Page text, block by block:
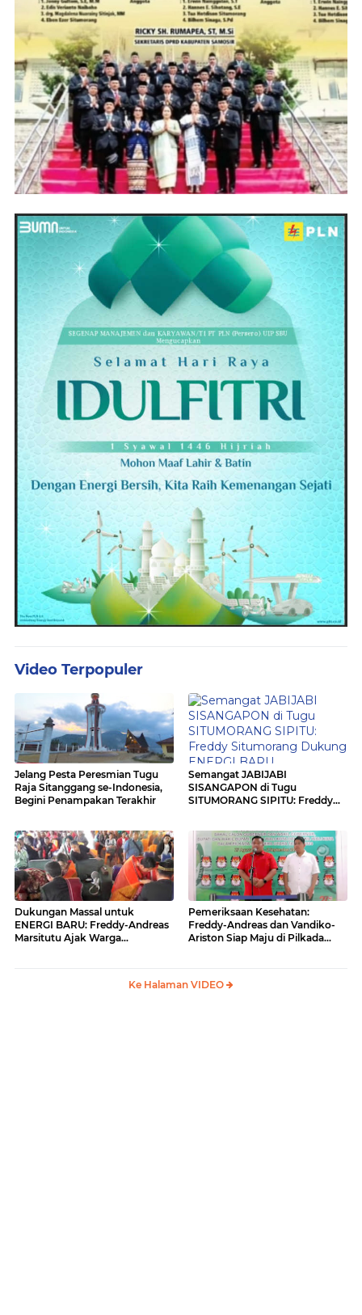
Video Terpopuler
Jelang Pesta Peresmian Tugu
Raja Sitanggang se-Indonesia,
Begini Penampakan Terakhir
Semangat JABIJABI
SISANGAPON di Tugu
SITUMORANG SIPITU: Freddy
Dukungan Massal untuk
ENERGI BARU: Freddy-Andreas
Marsitutu Ajak Warga
Pemeriksaan Kesehatan:
Freddy-Andreas dan Vandiko-
Ariston Siap Maju di Pilkada
Ke Halaman VIDEO